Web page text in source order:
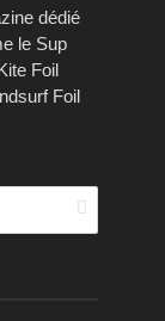
dédié
le Sup
Foil
Foil